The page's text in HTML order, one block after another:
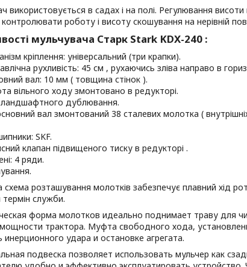
використовується в садах і на полі. Регулювання
роботу і висоту скошування на нерівній
мульчувача Старк Stark KDX-240 :
кріплення: універсальний (три крапки).
рухливість: 45 см , рухаючись зліва направо в
вал: 10 мм ( товщина стінок ).
вільного ходу змонтовано в редукторі.
дублювання.
вал змонтований 38 сталевих молотка (
SKF.
клапан підвищеного тиску в редукторі .
4 ряди.
схема розташування молотків забезпечує плавний хід
термін служби.
форма молотков идеально поднимает траву для
трактора. Муфта свободного хода,
инерционного удара и остановке агрегата.
подвеска позволяет использовать мульчер как